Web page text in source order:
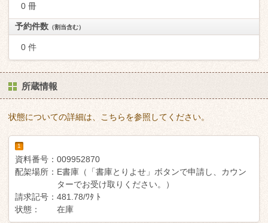
0 冊
予約件数 （割当含む）
0 件
所蔵情報
状態についての詳細は、こちらを参照してください。
1
資料番号： 009952870
配架場所： E書庫（「書庫とりよせ」ボタンで申請し、カウン
ターでお受け取りください。）
請求記号： 481.78/ﾜﾀ ﾄ
状態：
在庫